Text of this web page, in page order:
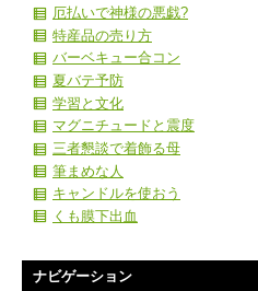
厄払いで神様の悪戯?
特産品の売り方
バーベキュー合コン
夏バテ予防
学習と文化
マグニチュードと震度
三者懇談で着飾る母
筆まめな人
キャンドルを使おう
くも膜下出血
ナビゲーション